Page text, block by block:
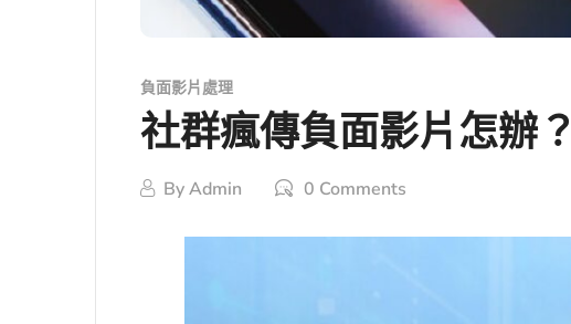
負面影片處理
社群瘋傳負面影片怎辦
ByAdmin 0 Comments